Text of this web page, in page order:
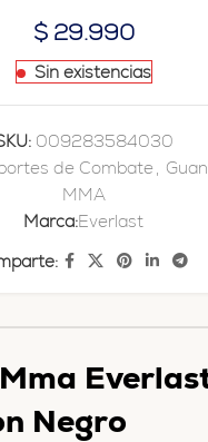
$29.990
Sin existencias
009283584030
de Combate ,
MMA
Marca:Everlast
Negro